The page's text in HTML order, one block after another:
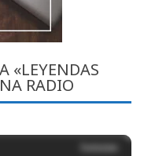
«LEYENDAS
RADIO